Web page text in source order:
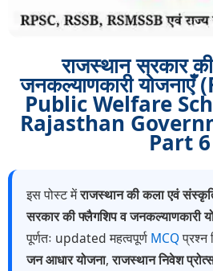
राजस्थान सरकार
जनकल्याणकारी
Public Welfare
Rajasthan
Part 6
इस पोस्ट मेंराजस्थान की कला एवं
सरकार की फ्लैगशिप व जनकल्याणकारी
पूर्णतः updated महत्वपूर्ण MCQप्रश्न
जन आधार योजना,राजस्थान निवेश